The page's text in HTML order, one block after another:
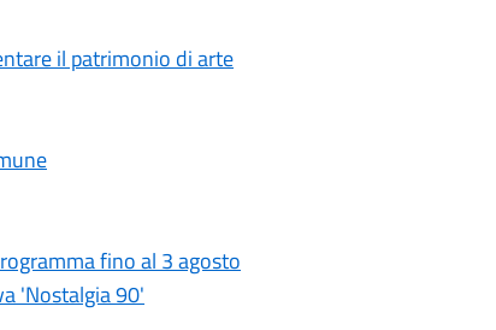
il patrimonio di arte
fino al 3 agosto
'Nostalgia 90'